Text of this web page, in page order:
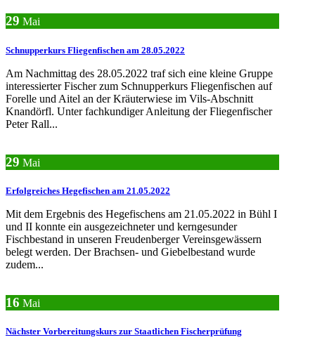
29 Mai
Schnupperkurs Fliegenfischen am 28.05.2022
Am Nachmittag des 28.05.2022 traf sich eine kleine Gruppe
interessierter Fischer zum Schnupperkurs Fliegenfischen auf
Forelle und Aitel an der Kräuterwiese im Vils-Abschnitt
Knandörfl. Unter fachkundiger Anleitung der Fliegenfischer
Peter Rall...
29 Mai
Erfolgreiches Hegefischen am 21.05.2022
Mit dem Ergebnis des Hegefischens am 21.05.2022 in Bühl I
und II konnte ein ausgezeichneter und kerngesunder
Fischbestand in unseren Freudenberger Vereinsgewässern
belegt werden. Der Brachsen- und Giebelbestand wurde
zudem...
16 Mai
Nächster Vorbereitungskurs zur Staatlichen Fischerprüfung